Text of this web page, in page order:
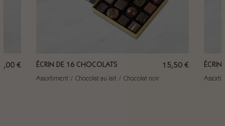
€ ÉCRIN DE 16 CHOCOLATS 15,50€
Assortiment Chocolat au lait Chocolat noir